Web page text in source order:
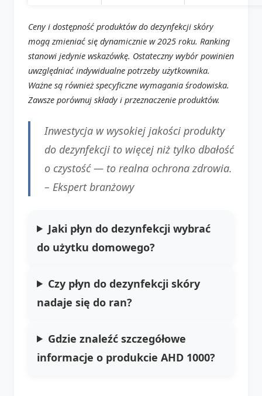
Ceny i dostępność produktów do dezynfekcji skóry
mogą zmieniać się dynamicznie w 2025 roku. Ranking
stanowi jedynie wskazówkę. Ostateczny wybór powinien
uwzględniać indywidualne potrzeby użytkownika.
Ważne są również specyficzne wymagania środowiska.
Zawsze porównuj składy i przeznaczenie produktów.
Inwestycja w wysokiej jakości produkty
do dezynfekcji to więcej niż tylko dbałość
o czystość — to realna ochrona zdrowia.
– Ekspert branżowy
Jaki płyn do dezynfekcji wybrać
do użytku domowego?
Czy płyn do dezynfekcji skóry
nadaje się do ran?
Gdzie znaleźć szczegółowe
informacje o produkcie AHD 1000?